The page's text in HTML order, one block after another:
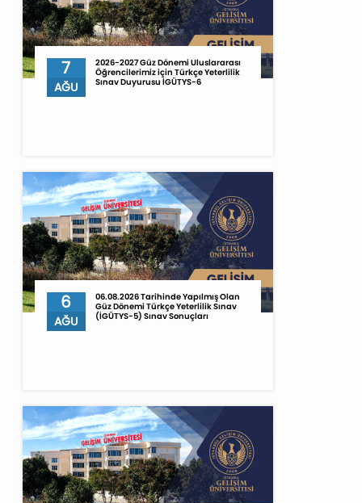
7
AĞU
2026-2027 Güz Dönemi Uluslararası
Öğrencilerimiz için Türkçe Yeterlilik
Sınav Duyurusu İGÜTYS-6
6
AĞU
06.08.2026 Tarihinde Yapılmış Olan
Güz Dönemi Türkçe Yeterlilik Sınav
(İGÜTYS-5) Sınav Sonuçları